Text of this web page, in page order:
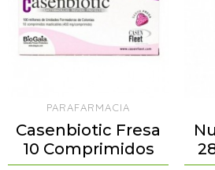
PARAFARMACIA
Casenbiotic Fresa
10 Comprimidos